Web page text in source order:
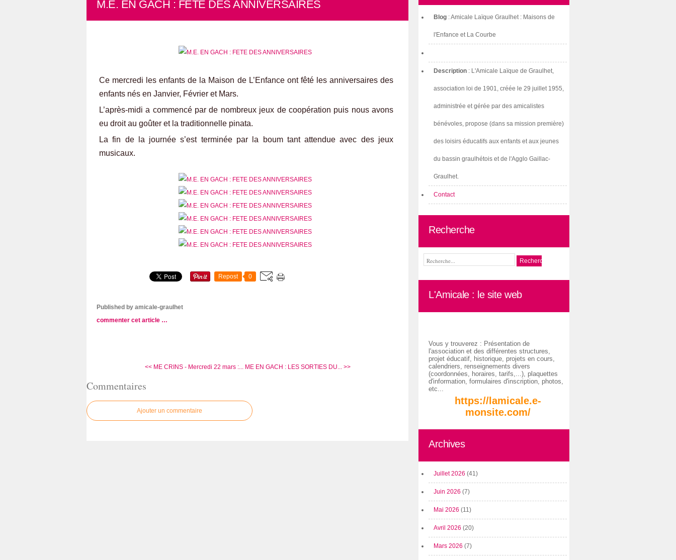
M.E. EN GACH : FETE DES ANNIVERSAIRES
Ce mercredi les enfants de la Maison de L’Enfance ont fêté les anniversaires des
enfants nés en Janvier, Février et Mars.
L’après-midi a commencé par de nombreux jeux de coopération puis nous avons
eu droit au goûter et la traditionnelle pinata.
La fin de la journée s’est terminée par la boum tant attendue avec des jeux
musicaux.
Repost 0
Published by amicale-graulhet
commenter cet article …
<< ME CRINS - Mercredi 22 mars :... ME EN GACH : LES SORTIES DU... >>
Commentaires
Ajouter un commentaire
Blog : Amicale Laïque Graulhet : Maisons de
l'Enfance et La Courbe
Description : L'Amicale Laïque de Graulhet,
association loi de 1901, créée le 29 juillet 1955,
administrée et gérée par des amicalistes
bénévoles, propose (dans sa mission première)
des loisirs éducatifs aux enfants et aux jeunes
du bassin graulhétois et de l'Agglo Gaillac-
Graulhet.
Contact
Recherche
L'Amicale : le site web
Vous y trouverez : Présentation de
l'association et des différentes structures,
projet éducatif, historique, projets en cours,
calendriers, renseignements divers
(coordonnées, horaires, tarifs,...), plaquettes
d'information, formulaires d'inscription, photos,
etc...
https://lamicale.e-
monsite.com/
Archives
Juillet 2026 (41)
Juin 2026 (7)
Mai 2026 (11)
Avril 2026 (20)
Mars 2026 (7)